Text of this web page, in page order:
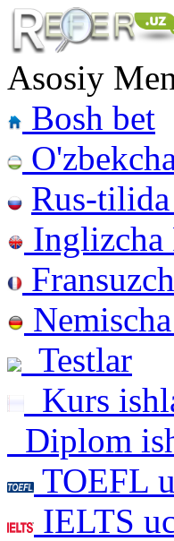
Asosiy
Bosh bet
Rus-
Inglizcha
Testlar
Kurs
Diplom
TOEFL
IELTS